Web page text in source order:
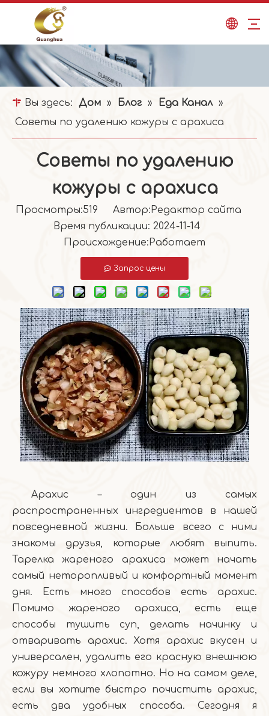
Вы здесь: Дом » Блог » Еда Канал »
Советы по удалению кожуры с арахиса
Советы по удалению
кожуры с арахиса
Просмотры:519 Автор:Pедактор сайта
Время публикации: 2024-11-14
Происхождение:Работает
Запрос цены
Арахис – один из самых
распространенных ингредиентов в нашей
повседневной жизни. Больше всего с ними
знакомы друзья, которые любят выпить.
Тарелка жареного арахиса может начать
самый неторопливый и комфортный момент
дня. Есть много способов есть арахис.
Помимо жареного арахиса, есть еще
способы тушить суп, делать начинку и
отваривать арахис. Хотя арахис вкусен и
универсален, удалить его красную внешнюю
кожуру немного хлопотно. Но на самом деле,
если вы хотите быстро почистить арахис,
есть два удобных способа. Сегодня я